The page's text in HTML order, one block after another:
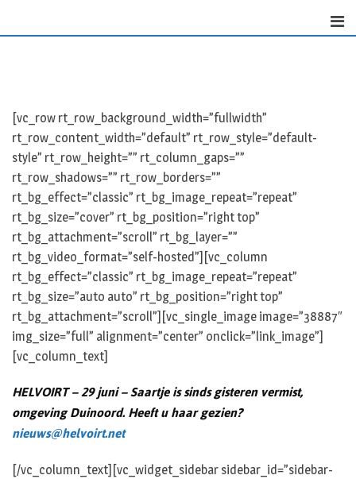
[vc_row rt_row_background_width=”fullwidth”
rt_row_content_width=”default” rt_row_style=”default-
style” rt_row_height=”” rt_column_gaps=””
rt_row_shadows=”” rt_row_borders=””
rt_bg_effect=”classic” rt_bg_image_repeat=”repeat”
rt_bg_size=”cover” rt_bg_position=”right top”
rt_bg_attachment=”scroll” rt_bg_layer=””
rt_bg_video_format=”self-hosted”][vc_column
rt_bg_effect=”classic” rt_bg_image_repeat=”repeat”
rt_bg_size=”auto auto” rt_bg_position=”right top”
rt_bg_attachment=”scroll”][vc_single_image image=”38887″
img_size=”full” alignment=”center” onclick=”link_image”]
[vc_column_text]
HELVOIRT – 29 juni – Saartje is sinds gisteren vermist,
omgeving Duinoord. Heeft u haar gezien?
nieuws@helvoirt.net
[/vc_column_text][vc_widget_sidebar sidebar_id=”sidebar-